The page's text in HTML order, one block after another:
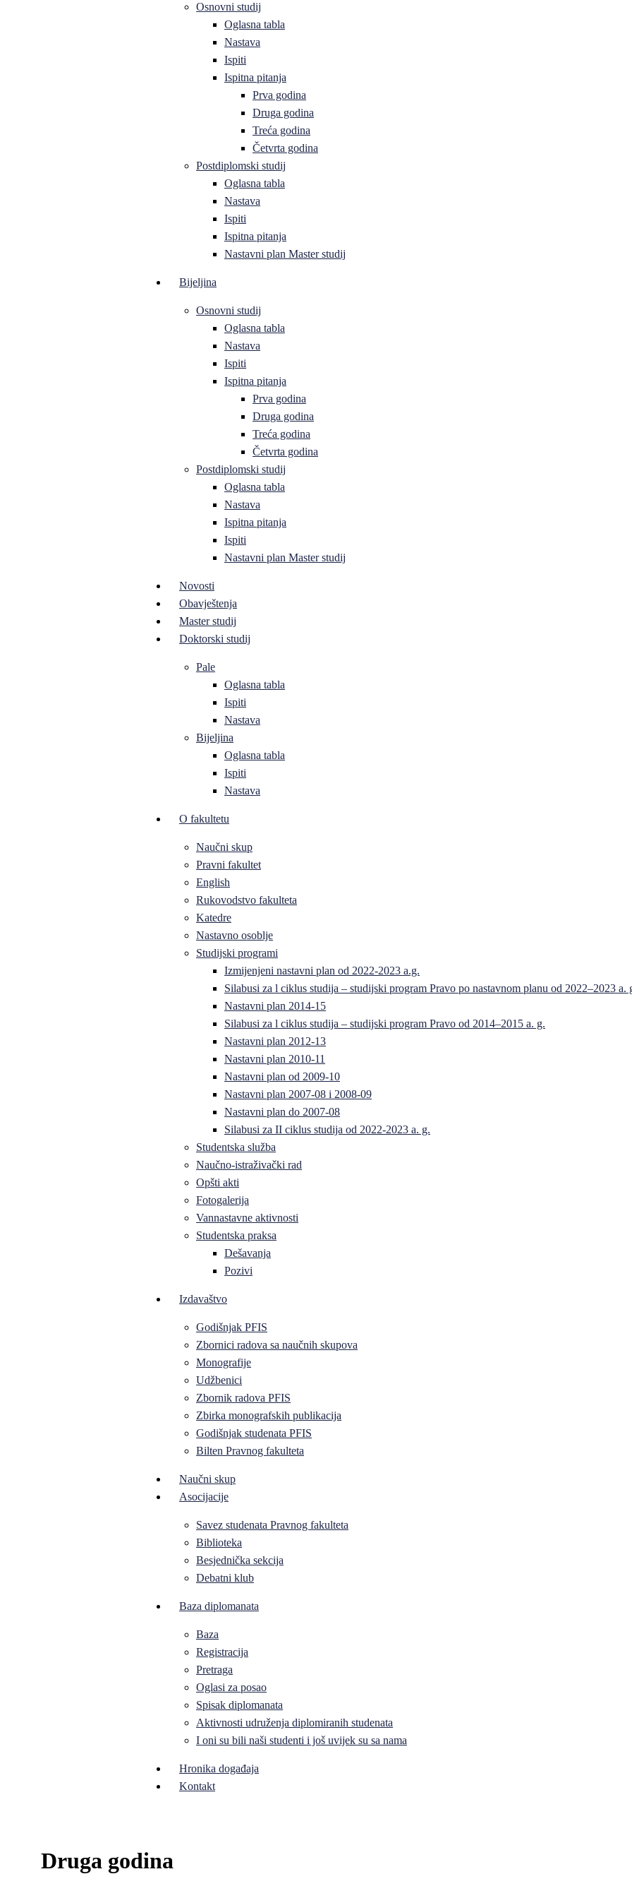
Osnovni studij
Oglasna tabla
Nastava
Ispiti
Ispitna pitanja
Prva godina
Druga godina
Treća godina
Četvrta godina
Postdiplomski studij
Oglasna tabla
Nastava
Ispiti
Ispitna pitanja
Nastavni plan Master studij
Bijeljina
Osnovni studij
Oglasna tabla
Nastava
Ispiti
Ispitna pitanja
Prva godina
Druga godina
Treća godina
Četvrta godina
Postdiplomski studij
Oglasna tabla
Nastava
Ispitna pitanja
Ispiti
Nastavni plan Master studij
Novosti
Obavještenja
Master studij
Doktorski studij
Pale
Oglasna tabla
Ispiti
Nastava
Bijeljina
Oglasna tabla
Ispiti
Nastava
O fakultetu
Naučni skup
Pravni fakultet
English
Rukovodstvo fakulteta
Katedre
Nastavno osoblje
Studijski programi
Izmijenjeni nastavni plan od 2022-2023 a.g.
Silabusi za l ciklus studija – studijski program Pravo po nastavnom planu od 2022–2023 a.
Nastavni plan 2014-15
Silabusi za l ciklus studija – studijski program Pravo od 2014–2015 a. g.
Nastavni plan 2012-13
Nastavni plan 2010-11
Nastavni plan od 2009-10
Nastavni plan 2007-08 i 2008-09
Nastavni plan do 2007-08
Silabusi za II ciklus studija od 2022-2023 a. g.
Studentska služba
Naučno-istraživački rad
Opšti akti
Fotogalerija
Vannastavne aktivnosti
Studentska praksa
Dešavanja
Pozivi
Izdavaštvo
Godišnjak PFIS
Zbornici radova sa naučnih skupova
Monografije
Udžbenici
Zbornik radova PFIS
Zbirka monografskih publikacija
Godišnjak studenata PFIS
Bilten Pravnog fakulteta
Naučni skup
Asocijacije
Savez studenata Pravnog fakulteta
Biblioteka
Besjednička sekcija
Debatni klub
Baza diplomanata
Baza
Registracija
Pretraga
Oglasi za posao
Spisak diplomanata
Aktivnosti udruženja diplomiranih studenata
I oni su bili naši studenti i još uvijek su sa nama
Hronika događaja
Kontakt
Druga godina